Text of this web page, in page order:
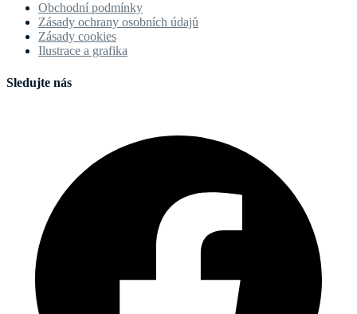
Obchodní podmínky
Zásady ochrany osobních údajů
Zásady cookies
Ilustrace a grafika
Sledujte nás